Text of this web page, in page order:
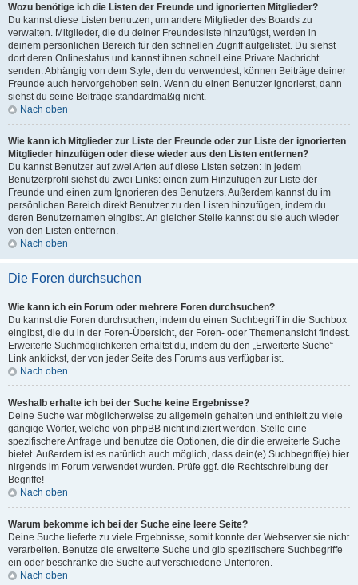
Wozu benötige ich die Listen der Freunde und ignorierten Mitglieder?
Du kannst diese Listen benutzen, um andere Mitglieder des Boards zu
verwalten. Mitglieder, die du deiner Freundesliste hinzufügst, werden in
deinem persönlichen Bereich für den schnellen Zugriff aufgelistet. Du siehst
dort deren Onlinestatus und kannst ihnen schnell eine Private Nachricht
senden. Abhängig von dem Style, den du verwendest, können Beiträge deiner
Freunde auch hervorgehoben sein. Wenn du einen Benutzer ignorierst, dann
siehst du seine Beiträge standardmäßig nicht.
Nach oben
Wie kann ich Mitglieder zur Liste der Freunde oder zur Liste der ignorierten
Mitglieder hinzufügen oder diese wieder aus den Listen entfernen?
Du kannst Benutzer auf zwei Arten auf diese Listen setzen: In jedem
Benutzerprofil siehst du zwei Links: einen zum Hinzufügen zur Liste der
Freunde und einen zum Ignorieren des Benutzers. Außerdem kannst du im
persönlichen Bereich direkt Benutzer zu den Listen hinzufügen, indem du
deren Benutzernamen eingibst. An gleicher Stelle kannst du sie auch wieder
von den Listen entfernen.
Nach oben
Die Foren durchsuchen
Wie kann ich ein Forum oder mehrere Foren durchsuchen?
Du kannst die Foren durchsuchen, indem du einen Suchbegriff in die Suchbox
eingibst, die du in der Foren-Übersicht, der Foren- oder Themenansicht findest.
Erweiterte Suchmöglichkeiten erhältst du, indem du den „Erweiterte Suche“-
Link anklickst, der von jeder Seite des Forums aus verfügbar ist.
Nach oben
Weshalb erhalte ich bei der Suche keine Ergebnisse?
Deine Suche war möglicherweise zu allgemein gehalten und enthielt zu viele
gängige Wörter, welche von phpBB nicht indiziert werden. Stelle eine
spezifischere Anfrage und benutze die Optionen, die dir die erweiterte Suche
bietet. Außerdem ist es natürlich auch möglich, dass dein(e) Suchbegriff(e) hier
nirgends im Forum verwendet wurden. Prüfe ggf. die Rechtschreibung der
Begriffe!
Nach oben
Warum bekomme ich bei der Suche eine leere Seite?
Deine Suche lieferte zu viele Ergebnisse, somit konnte der Webserver sie nicht
verarbeiten. Benutze die erweiterte Suche und gib spezifischere Suchbegriffe
ein oder beschränke die Suche auf verschiedene Unterforen.
Nach oben